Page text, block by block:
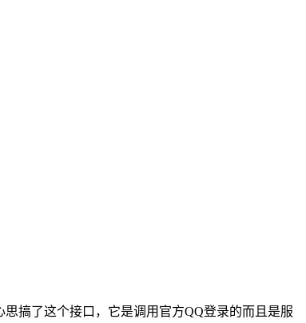
搞了这个接口，它是调用官方QQ登录的而且是服